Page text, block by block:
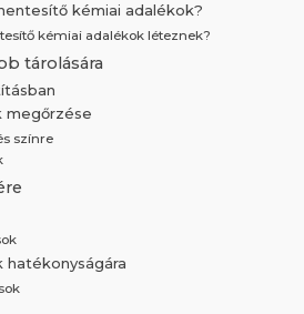
kémiai adalékok?
kémiai adalékok léteznek?
tárolására
megőrzése
színre
hatékonyságára